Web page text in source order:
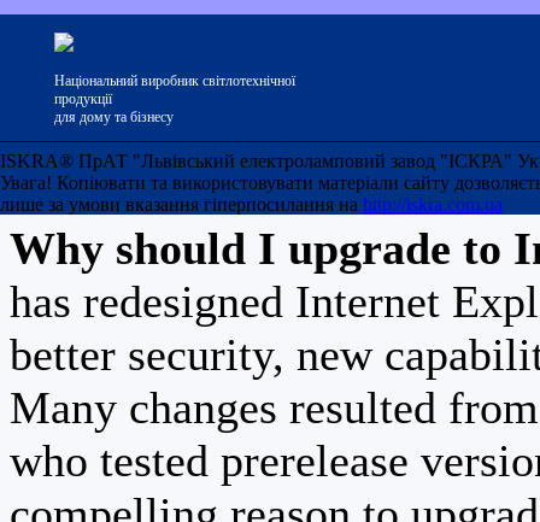
Національний виробник світлотехнічної
продукції
для дому та бізнесу
ISKRA® ПрАТ "Львівський електроламповий завод "ІСКРА"
Увага! Копіювати та використовувати матеріали сайту
лише за умови вказання гіперпосилання на http://iskra.com.ua
Your current web
version 7 of Internet
advantage of all of
Why should I upgrade to
has redesigned Internet
better security, new
Many changes resulted
who tested prerelease